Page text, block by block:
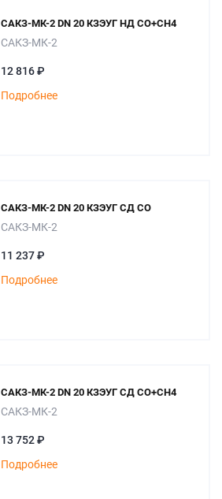
САКЗ-МК-2 DN 20 КЗЭУГ НД СО+СН4
САКЗ-МК-2
12 816 ₽
Подробнее
САКЗ-МК-2 DN 20 КЗЭУГ СД СО
САКЗ-МК-2
11 237 ₽
Подробнее
САКЗ-МК-2 DN 20 КЗЭУГ СД СО+СН4
САКЗ-МК-2
13 752 ₽
Подробнее